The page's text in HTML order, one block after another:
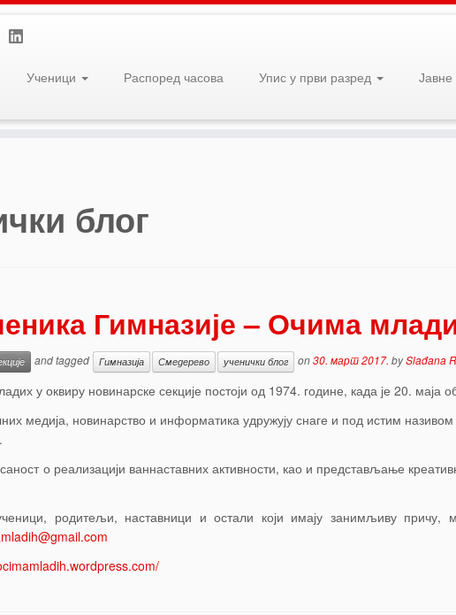
Ученици Распоред часова Упис у први разред Јавне
блог
Гимназије – Очима
and tagged Гимназија Смедерево ученички блог on30. март 2017. bySlađana
у оквиру новинарске секције постоји од 1974. године, када је 20. маја
медија, новинарство и информатика удружују снаге и под истим називом
о реализацији ваннаставних активности, као и представљање
родитељи, наставници и остали који имају занимљиву причу,